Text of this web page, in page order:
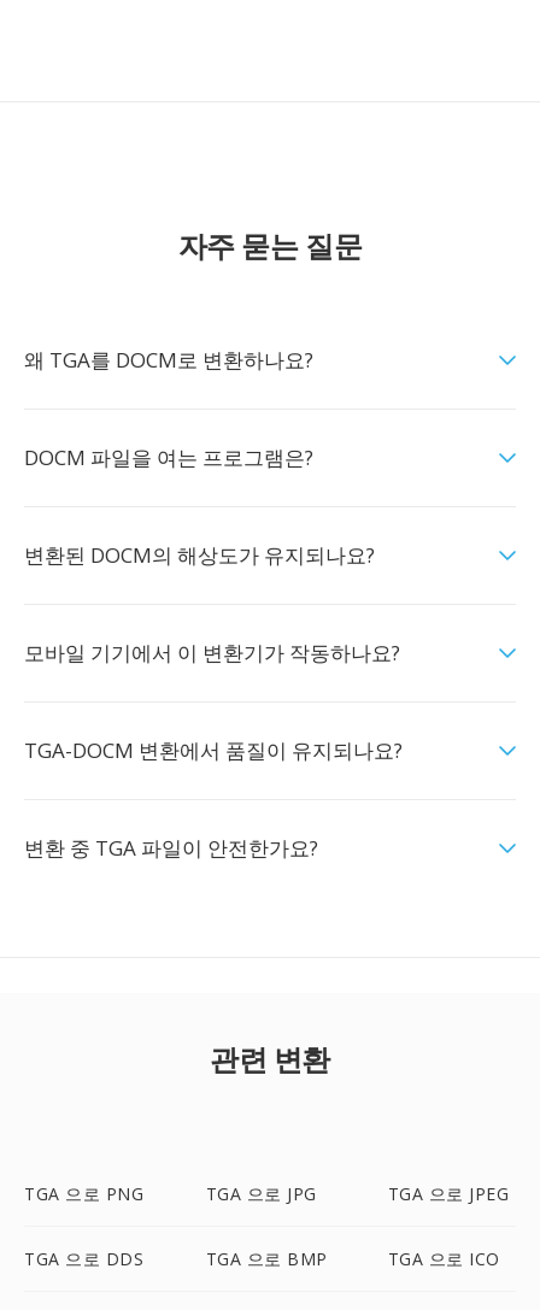
자주 묻는 질문
왜 TGA를 DOCM로 변환하나요?
DOCM 파일을 여는 프로그램은?
변환된 DOCM의 해상도가 유지되나요?
모바일 기기에서 이 변환기가 작동하나요?
TGA-DOCM 변환에서 품질이 유지되나요?
변환 중 TGA 파일이 안전한가요?
관련 변환
TGA 으로 PNG TGA 으로 JPG TGA 으로 JPEG
TGA 으로 DDS TGA 으로 BMP TGA 으로 ICO